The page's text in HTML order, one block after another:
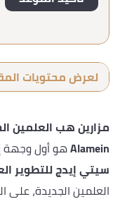
لعرض محتويات
Alameinهو أول وجهة
سيتي إيدج للتطوير
العلمين الجديدة، على